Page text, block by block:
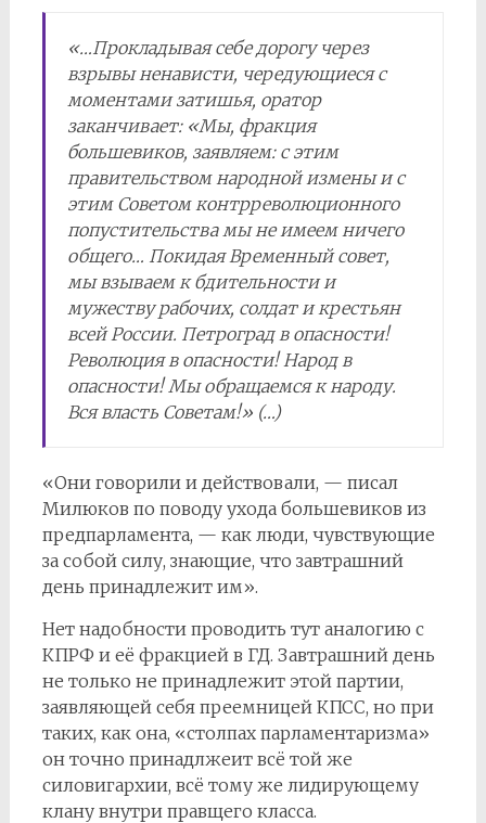
«…Прокладывая себе дорогу через
взрывы ненависти, чередующиеся с
моментами затишья, оратор
заканчивает: «Мы, фракция
большевиков, заявляем: с этим
правительством народной измены и с
этим Советом контрреволюционного
попустительства мы не имеем ничего
общего… Покидая Временный совет,
мы взываем к бдительности и
мужеству рабочих, солдат и крестьян
всей России. Петроград в опасности!
Революция в опасности! Народ в
опасности! Мы обращаемся к народу.
Вся власть Советам!» (…)
«Они говорили и действовали, — писал
Милюков по поводу ухода большевиков из
предпарламента, — как люди, чувствующие
за собой силу, знающие, что завтрашний
день принадлежит им».
Нет надобности проводить тут аналогию с
КПРФ и её фракцией в ГД. Завтрашний день
не только не принадлежит этой партии,
заявляющей себя преемницей КПСС, но при
таких, как она, «столпах парламентаризма»
он точно принадлжеит всё той же
силовигархии, всё тому же лидирующему
клану внутри правщего класса.